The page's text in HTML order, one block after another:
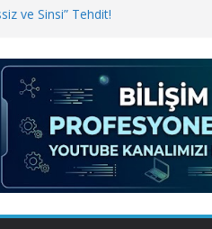
ve Sinsi” Tehdit!
Bugün BulutTahsilat’ta
Kemal Oral Tüm Sorularımızı